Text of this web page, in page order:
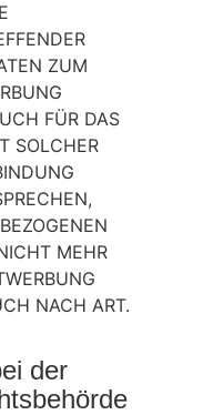
ZUM
FÜR DAS
SOLCHER
MEHR
NACH ART.
der